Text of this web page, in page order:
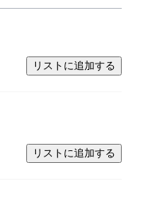
リストに追加する
リストに追加する